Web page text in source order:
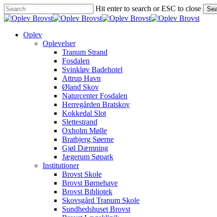
Skip
to
main
content
Hit enter to search or ESC to close
Close
Menu
Oplev
Oplevelser
Tranum Strand
Fosdalen
Svinkløv Badehotel
Attrup Havn
Øland Skov
Naturcenter Fosdalen
Herregården Bratskov
Kokkedal Slot
Slettestrand
Oxholm Mølle
Bratbjerg Søerne
Gjøl Dæmning
Jægerum Søpark
Institutioner
Brovst Skole
Brovst Børnehave
Brovst Bibliotek
Skovsgård Tranum Skole
Sundhedshuset Brovst